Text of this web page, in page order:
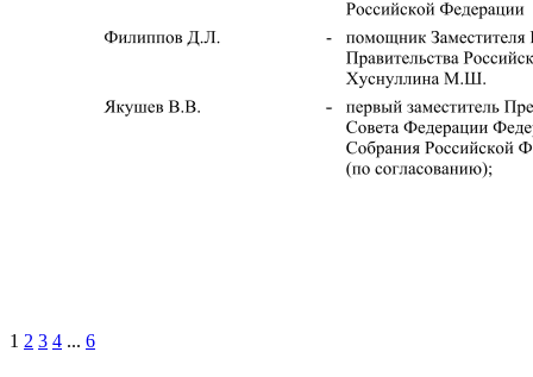
1 2 3 4 ... 6